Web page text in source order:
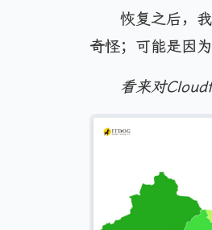
恢复之后，
奇怪；可能是因
看来对